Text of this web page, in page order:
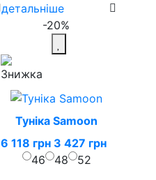
детальніше
-20%
Туніка Samoon
6 118 грн 3 427 грн
46
48 52